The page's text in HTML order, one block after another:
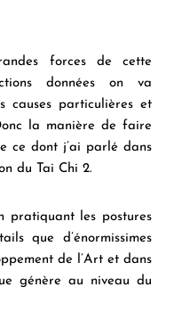
forces de cette
données on va
causes particulières et
la manière de faire
ce dont j’ai parlé dans
du Tai Chi 2.
pratiquant les postures
que d’énormissimes
de l’Art et dans
génère au niveau du